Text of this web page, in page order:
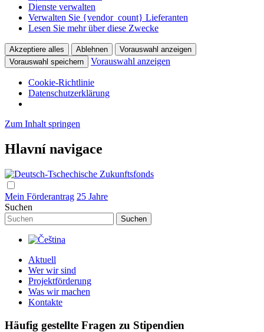
Dienste verwalten
Verwalten Sie {vendor_count} Lieferanten
Lesen Sie mehr über diese Zwecke
Akzeptiere alles Ablehnen
Vorauswahl anzeigen
Vorauswahl speichern
Vorauswahl anzeigen
Cookie-Richtlinie
Datenschutzerklärung
Zum Inhalt springen
Hlavní navigace
Mein Förderantrag 25 Jahre
Suchen
Aktuell
Wer wir sind
Projektförderung
Was wir machen
Kontakte
Häufig gestellte Fragen zu Stipendien